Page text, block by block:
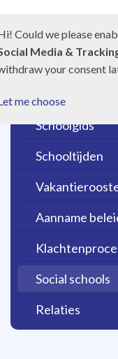
Schoolgids
Schooltijden
Aanname
Social schools
Relaties
Could we please
Media &
your consent
me choose